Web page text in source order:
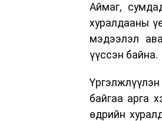
Аймаг,
хуралдааны
мэдээлэл
үүссэн байна.
байгаа арга
өдрийн